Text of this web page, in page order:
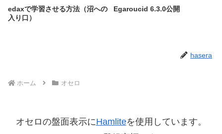
edaxで学習させる方法（沼への
入り口）
Egaroucid 6.3.0公開
hasera
ホーム オセロ
オセロの盤面表示にHamliteを使用しています。